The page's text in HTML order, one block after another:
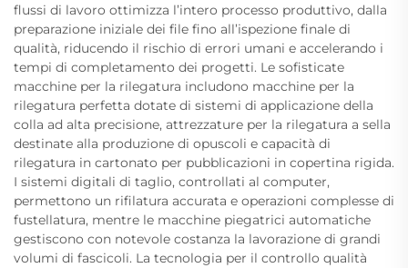
flussi di lavoro ottimizza l’intero processo produttivo, dalla
preparazione iniziale dei file fino all’ispezione finale di
qualità, riducendo il rischio di errori umani e accelerando i
tempi di completamento dei progetti. Le sofisticate
macchine per la rilegatura includono macchine per la
rilegatura perfetta dotate di sistemi di applicazione della
colla ad alta precisione, attrezzature per la rilegatura a sella
destinate alla produzione di opuscoli e capacità di
rilegatura in cartonato per pubblicazioni in copertina rigida.
I sistemi digitali di taglio, controllati al computer,
permettono un rifilatura accurata e operazioni complesse di
fustellatura, mentre le macchine piegatrici automatiche
gestiscono con notevole costanza la lavorazione di grandi
volumi di fascicoli. La tecnologia per il controllo qualità